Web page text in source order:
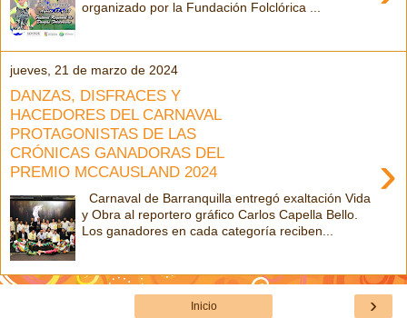
organizado por la Fundación Folclórica ...
jueves, 21 de marzo de 2024
DANZAS, DISFRACES Y
HACEDORES DEL CARNAVAL
PROTAGONISTAS DE LAS
CRÓNICAS GANADORAS DEL
PREMIO MCCAUSLAND 2024
›
Carnaval de Barranquilla entregó exaltación Vida
y Obra al reportero gráfico Carlos Capella Bello.
Los ganadores en cada categoría reciben...
›
Inicio